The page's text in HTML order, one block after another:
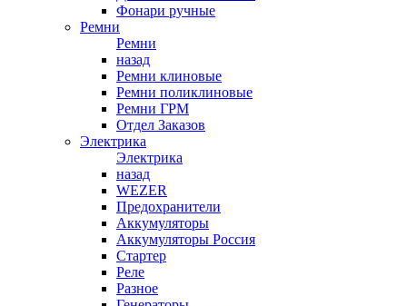
Фонари ручные
Ремни
Ремни
назад
Ремни клиновые
Ремни поликлиновые
Ремни ГРМ
Отдел Заказов
Электрика
Электрика
назад
WEZER
Предохранители
Аккумуляторы
Аккумуляторы Россия
Стартер
Реле
Разное